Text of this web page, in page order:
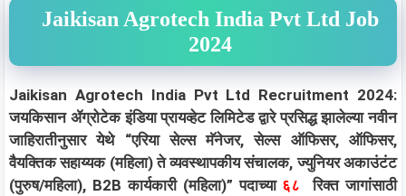
Jaikisan Agrotech India Pvt Ltd Job
2024
Jaikisan Agrotech India Pvt Ltd Recruitment 2024:
जयकिसान ॲग्रोटेक इंडिया प्रायव्हेट लिमिटेडद्वारे प्रसिद्ध झालेल्या नवीन
जाहिरातीनुसार येथे “एरिया सेल्स मॅनेजर, सेल्स ऑफिसर, ऑफिसर,
वैयक्तिक सहाय्यक (महिला) ते व्यवस्थापकीय संचालक, ज्युनियर अकाउंटंट
(पुरुष/महिला), B2B कार्यकारी (महिला)” पदाच्या ६८ रिक्त जागांसाठी